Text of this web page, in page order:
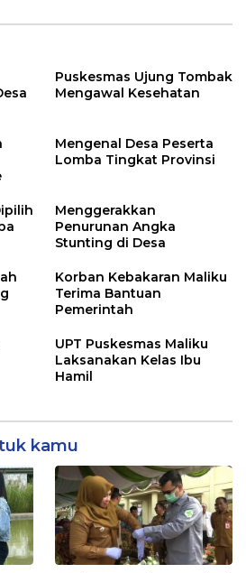
Puskesmas Ujung Tombak
Mengawal Kesehatan
Mengenal Desa Peserta
Lomba Tingkat Provinsi
Menggerakkan
Penurunan Angka
Stunting di Desa
Korban Kebakaran Maliku
Terima Bantuan
Pemerintah
UPT Puskesmas Maliku
Laksanakan Kelas Ibu
Hamil
kamu